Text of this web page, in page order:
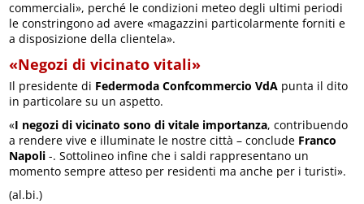
commerciali», perché le condizioni meteo degli ultimi periodi
le constringono ad avere «magazzini particolarmente forniti e
a disposizione della clientela».
«Negozi di vicinato vitali»
Il presidente di Federmoda Confcommercio VdA punta il dito
in particolare su un aspetto.
«I negozi di vicinato sono di vitale importanza, contribuendo
a rendere vive e illuminate le nostre città – conclude Franco
Napoli -. Sottolineo infine che i saldi rappresentano un
momento sempre atteso per residenti ma anche per i turisti».
(al.bi.)